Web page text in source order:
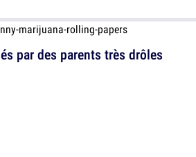
par des parents très drôles